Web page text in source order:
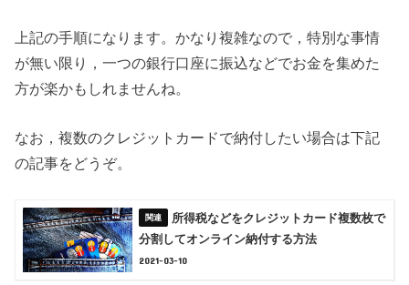
上記の手順になります。かなり複雑なので，特別な事情
が無い限り，一つの銀行口座に振込などでお金を集めた
方が楽かもしれませんね。
なお，複数のクレジットカードで納付したい場合は下記
の記事をどうぞ。
所得税などをクレジットカード複数枚で
分割してオンライン納付する方法
2021-03-10